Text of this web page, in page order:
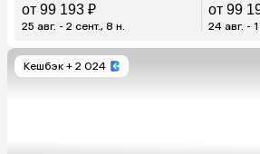
от 99 193 ₽
25 авг. - 2 сент., 8 н.
от 99
24 авг. -
Кешбэк + 2 024